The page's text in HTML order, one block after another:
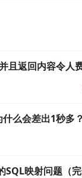
且返回内容令人
么会差出1秒多
映射问题（完